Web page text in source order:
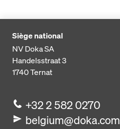
Siège national
NV Doka SA
Handelsstraat 3
1740Ternat
+32 2 582 0270
belgium@doka.com